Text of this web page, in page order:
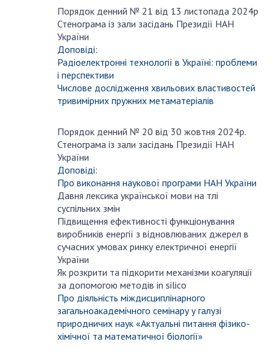
Нормативні акти НАН України
Державний бюджет НАН України
Вибори до складу НАН України
Бланки документів
НОВИНИ
ЗАСІДАННЯ ПРЕЗИДІЇ НАН УКРАЇНИ
НАУКОВІ ВИДАННЯ
МЕДІА ПРО НАС
АКАДЕМІЯ КОМЕНТУЄ
КОНТАКТИ
ПРОФСПІЛКА НАН УКРАЇНИ
КАБІНЕТ
Порядок денний № 21 від 13 листопада 2024р
Стенограма із зали засідань Президії НАН
України
Доповіді:
Радіоелектронні технології в Україні: проблеми
і перспективи
Числове дослідження хвильових властивостей
тривимірних пружних метаматеріалів
Порядок денний № 20 від 30 жовтня 2024р.
Стенограма із зали засідань Президії НАН
України
Доповіді:
Про виконання наукової програми НАН України
Давня лексика української мови на тлі
суспільних змін
Підвищення ефективності функціонування
виробників енергії з відновлюваних джерел в
сучасних умовах ринку електричної енергії
України
Як розкрити та підкорити механізми коагуляції
за допомогою методів in silico
Про діяльність міждисциплінарного
загальноакадемічного семінару у галузі
природничих наук «Актуальні питання фізико-
хімічної та математичної біології»